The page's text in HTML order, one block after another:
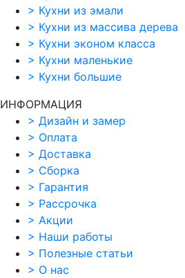
> Кухни из эмали
> Кухни из массива дерева
> Кухни эконом класса
> Кухни маленькие
> Кухни большие
ИНФОРМАЦИЯ
> Дизайн и замер
> Оплата
> Доставка
> Сборка
> Гарантия
> Рассрочка
> Акции
> Наши работы
> Полезные статьи
> О нас